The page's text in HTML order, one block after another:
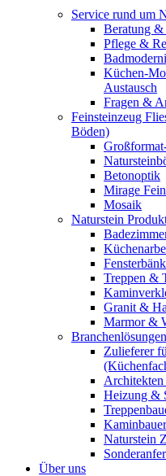
Service rund um
Beratung &
Pflege &
Küchen-
Austausch
Fragen &
Feinsteinzeug
Böden)
Betonoptik
Mirage
Mosaik
Naturstein
Treppen &
Granit &
Marmor &
Branchenlösungen
Zulieferer
Heizung &
Naturstein
Über uns